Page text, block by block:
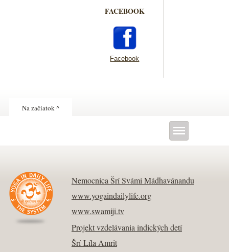
FACEBOOK
Facebook
Na začiatok ^
Nemocnica Šrí Svámi Mádhavánandu
www.yogaindailylife.org
www.swamiji.tv
Projekt vzdelávania indických detí
Šrí Líla Amrit